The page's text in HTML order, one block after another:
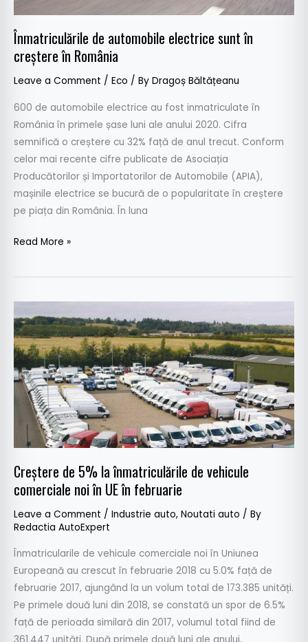
Înmatriculările de automobile electrice sunt în
creștere în România
Leave a Comment / Eco / By Dragoș Băltățeanu
600 de automobile electrice au fost inmatriculate în
România în primele șase luni ale anului 2020. Cifra
semnifică o creștere cu 32% față de anul trecut. Conform
celor mai recente cifre publicate de Asociația
Producătorilor și Importatorilor de Automobile (APIA),
mașinile electrice se bucură de o popularitate în creștere
pe piața din România. În luna
Read More »
Creștere de 5% la înmatriculările de vehicule
comerciale noi în UE în februarie
Leave a Comment / Industrie auto, Noutati auto / By
Redactia AutoExpert
Înmatricularile de vehicule comerciale noi în Uniunea
Europeană au crescut în februarie 2018 cu 5.0% față de
februarie 2017, ajungând la un volum total de 173.385 unități.
Pe primele două luni din 2018, se constată un spor de 6.5%
față de perioada similară din 2017, volumul total fiind de
de
5%
la
înmatriculările
vehicule
comerciale
noi
în
UE
în
februarie